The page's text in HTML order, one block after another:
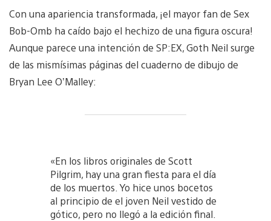
Con una apariencia transformada, ¡el mayor fan de Sex
Bob-Omb ha caído bajo el hechizo de una figura oscura!
Aunque parece una intención de SP:EX, Goth Neil surge
de las mismísimas páginas del cuaderno de dibujo de
Bryan Lee O’Malley:
«En los libros originales de Scott
Pilgrim, hay una gran fiesta para el día
de los muertos. Yo hice unos bocetos
al principio de el joven Neil vestido de
gótico, pero no llegó a la edición final.